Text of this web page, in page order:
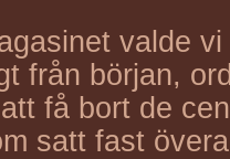
valde
från början,
få bort de
satt fast